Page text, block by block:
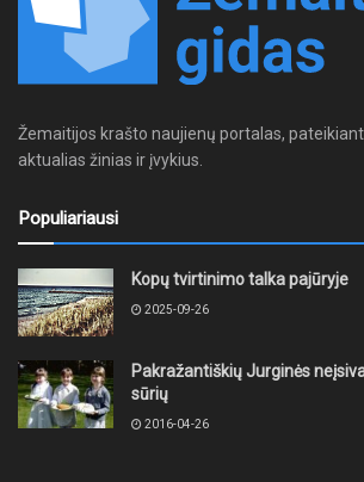
Žemaitijos krašto naujienų portalas,
aktualias žinias ir įvykius.
Populiariausi
Kopų tvirtinimo talka pajūryje
2025-09-26
Pakražantiškių Jurginės
sūrių
2016-04-26